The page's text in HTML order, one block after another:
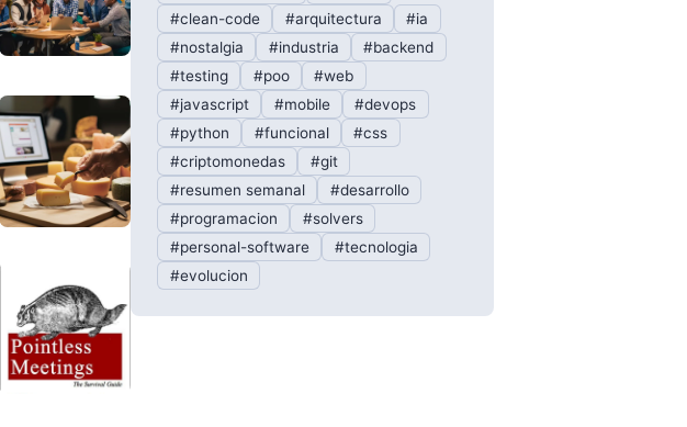
#clean-code
#arquitectura
#ia
#nostalgia
#industria
#backend
#testing
#poo
#web
#javascript
#mobile
#devops
#python
#funcional
#css
#criptomonedas
#git
#resumen semanal
#desarrollo
#programacion
#solvers
#personal-software
#tecnologia
#evolucion